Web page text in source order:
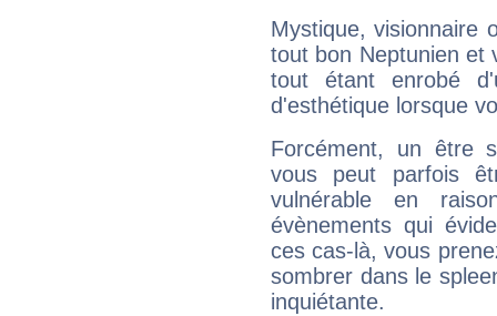
Mystique, visionnaire
tout bon Neptunien et
tout étant enrobé
d'esthétique lorsque
Forcément, un être
vous peut parfois
vulnérable en
évènements qui
ces cas-là, vous
sombrer dans le
inquiétante.